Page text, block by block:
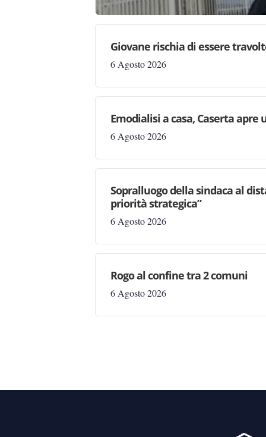
Giovane rischia di essere
6 Agosto 2026
Emodialisi a casa, Caserta apre
6 Agosto 2026
Sopralluogo della sindaca al
priorità strategica”
6 Agosto 2026
Rogo al confine tra 2 comuni
6 Agosto 2026